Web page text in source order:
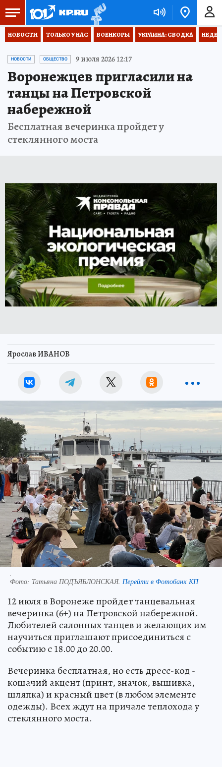
НОВОСТИ ТОЛЬКО У НАС ВОЕНКОРЫ УКРАИНА: СВОДКА
НОВОСТИ ОБЩЕСТВО 9 июля 2026 12:17
Воронежцев пригласили на
танцы на Петровской
набережной
Бесплатная вечеринка пройдет у
стеклянного моста
Ярослав ИВАНОВ
.
Фото: Татьяна ПОДЪЯБЛОНСКАЯ. Перейти в Фотобанк КП
12 июля в Воронеже пройдет танцевальная
вечеринка (6+) на Петровской набережной.
Любителей салонных танцев и желающих им
научиться приглашают присоединиться с
событию с 18.00 до 20.00.
Вечеринка бесплатная, но есть дресс-код -
кошачий акцент (принт, значок, вышивка,
шляпка) и красный цвет (в любом элементе
одежды). Всех ждут на причале теплохода у
стеклянного моста.